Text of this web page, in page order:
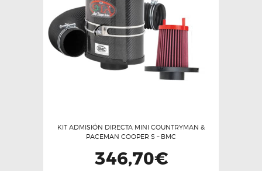
KIT ADMISIÓN DIRECTA MINI COUNTRYMAN &
PACEMAN COOPER S – BMC
346,70€